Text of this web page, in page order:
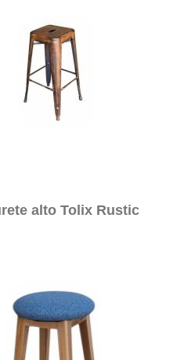
alto Tolix Rustic